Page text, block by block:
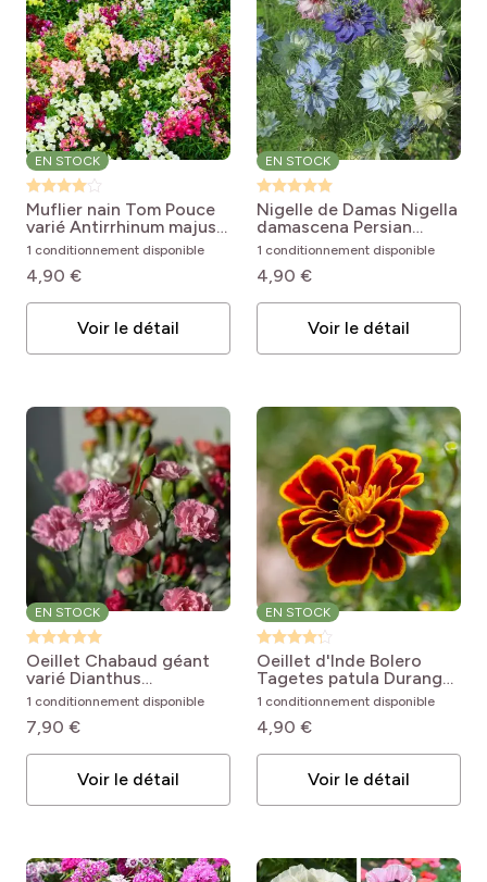
EN STOCK
Muflier nain Tom Pouce
varié Antirrhinum majus
nanum Rainbow
1 conditionnement disponible
4,90 €
Voir le détail
EN STOCK
Nigelle de Damas Nigella
damascena Persian
Jewels Mix
1 conditionnement disponible
4,90 €
Voir le détail
EN STOCK
Oeillet Chabaud géant
varié Dianthus
caryophyllus Giant
Chabaud Mixed
1 conditionnement disponible
7,90 €
Voir le détail
EN STOCK
Oeillet d'Inde Bolero
Tagetes patula Durango
Bolero F1 Hybrid
1 conditionnement disponible
4,90 €
Voir le détail